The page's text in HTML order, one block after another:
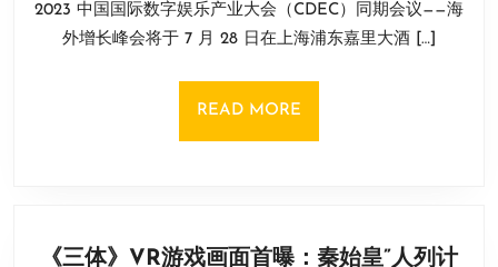
海
制
增
月
19
日
2023 中国国际数字娱乐产业大会（CDEC）同期会议——海
外增长峰会将于 7 月 28 日在上海浦东嘉里大酒 […]
READ MORE
《三体》VR游戏画面首曝：秦始皇”人列计